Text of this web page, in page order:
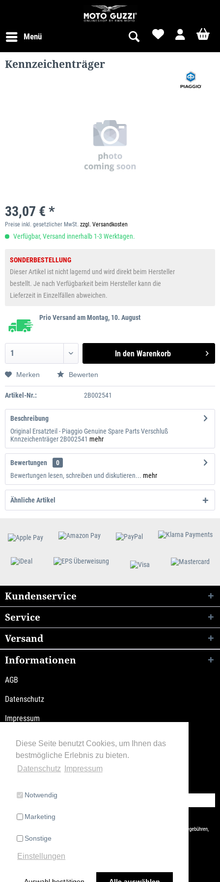
Diese Seite benutzt Cookies, um Ihnen das
bestmögliche Erlebnis zu bieten.
Datenschutz
Impressum
Notwendig
Marketing
Sonstige
Einstellungen
Menü
Kennzeichenträger
33,07 € *
Preise inkl. gesetzlicher MwSt. zzgl. Versandkosten
Verfügbar, Versand innerhalb 1-3 Werktagen.
SONDERBESTELLUNG
Dieser Artikel ist nicht lagernd und wird direkt beim Hersteller
bestellt. Je nach Verfügbarkeit beim Hersteller kann die
Lieferzeit in Einzelfällen abweichen.
Prio Versand am Montag, 10. August
In den Warenkorb
Merken Bewerten
Artikel-Nr.: 2B002541
Beschreibung
Original Ersatzteil - Piaggio Genuine Spare Parts Verschluß
Knnzeichenträger 2B002541 mehr
Bewertungen
0
Bewertungen lesen, schreiben und diskutieren... mehr
Ähnliche Artikel
Kundenservice
Service
Informationen
AGB
Datenschutz
Impressum
Widerrufsbelehrung
Versand
und ggf. Nachnahmegebühren,